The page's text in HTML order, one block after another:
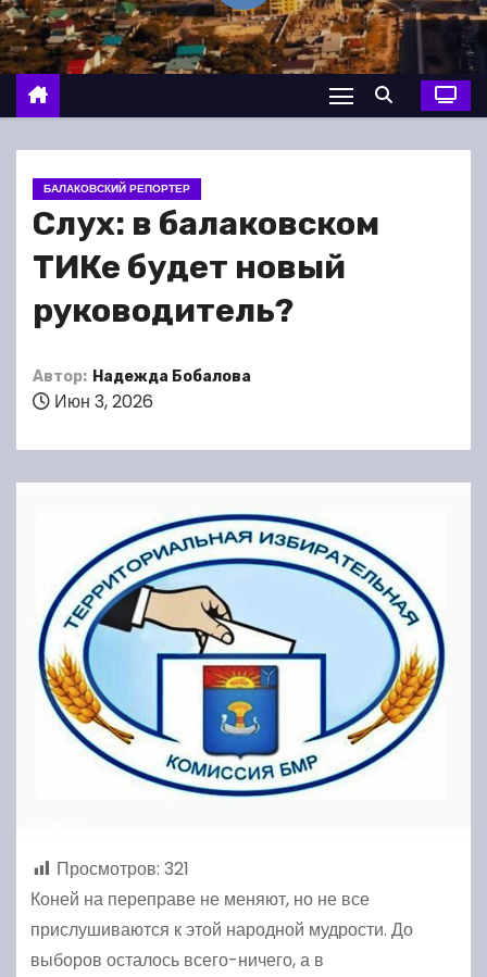
о
м
у
БАЛАКОВСКИЙ РЕПОРТЕР
Слух: в балаковском
ТИКе будет новый
руководитель?
Автор: Надежда Бобалова
Июн 3, 2026
Просмотров: 321
Коней на переправе не меняют, но не все
прислушиваются к этой народной мудрости. До
выборов осталось всего-ничего, а в